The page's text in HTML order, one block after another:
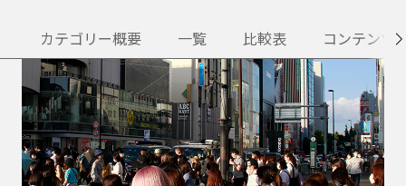
カテゴリー概要 一覧 比較表 コンテンツ